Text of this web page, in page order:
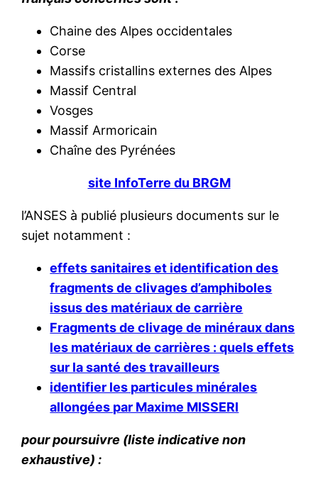
Chaine des Alpes occidentales
Corse
Massifs cristallins externes des Alpes
Massif Central
Vosges
Massif Armoricain
Chaîne des Pyrénées
site InfoTerre du BRGM
l’ANSES à publié plusieurs documents sur le
sujet notamment :
effets sanitaires et identification des
fragments de clivages d’amphiboles
issus des matériaux de carrière
Fragments de clivage de minéraux dans
les matériaux de carrières : quels effets
sur la santé des travailleurs
identifier les particules minérales
allongées par Maxime MISSERI
pour poursuivre (liste indicative non
exhaustive) :